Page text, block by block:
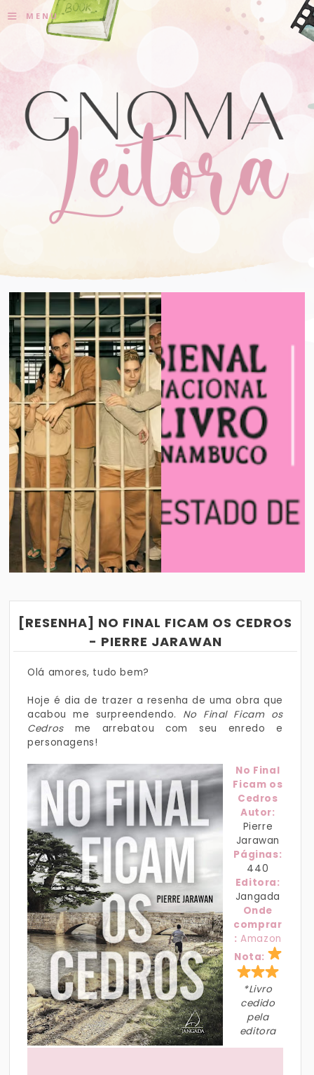
≡ MENU
BIENAL INTERNACIONAL DO LIVRO DE
VER POST
[RESENHA] NO FINAL FICAM OS CEDROS
- PIERRE JARAWAN
Olá amores, tudo bem?
Hoje é dia de trazer a resenha de uma obra que
acabou me surpreendendo. No Final Ficam os
Cedrosme arrebatou com seu enredo e
personagens!
No Final
Ficam os
Cedros
Autor:
Pierre
Jarawan
Páginas:
440
Editora:
Jangada
Onde
comprar
: Amazon
Nota:
*Livro
cedido
pela
editora